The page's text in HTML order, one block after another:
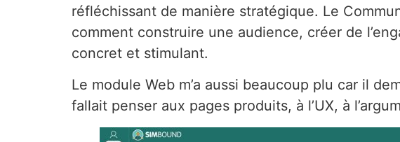
réfléchissant de manière stratégique. Le
comment construire une audience, créer de
concret et stimulant.
Le module Web m’a aussi beaucoup plu car il
fallait penser aux pages produits, à l’UX, à